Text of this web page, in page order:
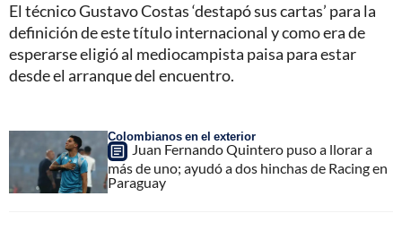
El técnico Gustavo Costas ‘destapó sus cartas’ para la
definición de este título internacional y como era de
esperarse eligió al mediocampista paisa para estar
desde el arranque del encuentro.
Colombianos en el exterior
Juan Fernando Quintero puso a llorar a
más de uno; ayudó a dos hinchas de Racing en
Paraguay